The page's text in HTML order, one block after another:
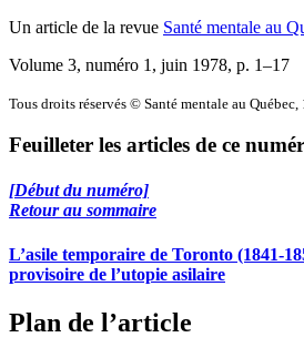
Un article de la revue Santé mentale au
Volume 3, numéro 1, juin 1978, p. 1–17
Tous droits réservés © Santé mentale au Québec,
Feuilleter les articles de ce
[Début du numéro]
Retour au sommaire
L’asile temporaire de Toronto (1841-
provisoire de l’utopie asilaire
Plan de l’article